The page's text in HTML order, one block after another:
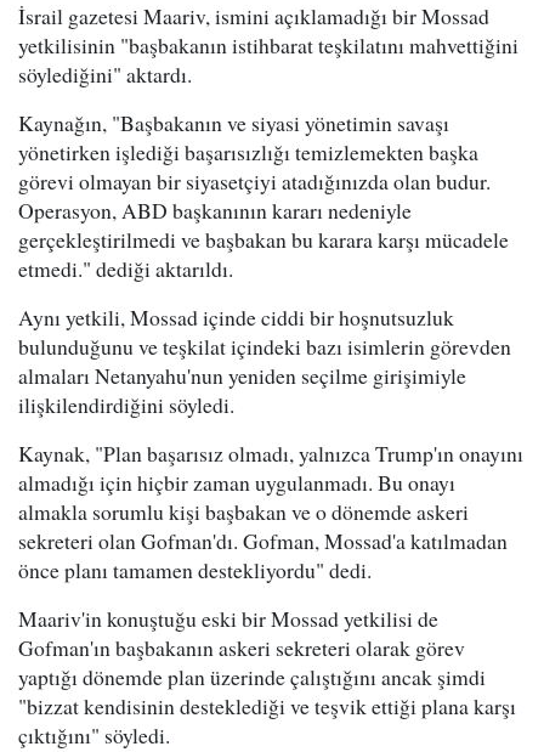
İsrail gazetesi Maariv, ismini açıklamadığı bir Mossad
yetkilisinin "başbakanın istihbarat teşkilatını mahvettiğini
söylediğini" aktardı.
Kaynağın, "Başbakanın ve siyasi yönetimin savaşı
yönetirken işlediği başarısızlığı temizlemekten başka
görevi olmayan bir siyasetçiyi atadığınızda olan budur.
Operasyon, ABD başkanının kararı nedeniyle
gerçekleştirilmedi ve başbakan bu karara karşı mücadele
etmedi." dediği aktarıldı.
Aynı yetkili, Mossad içinde ciddi bir hoşnutsuzluk
bulunduğunu ve teşkilat içindeki bazı isimlerin görevden
almaları Netanyahu'nun yeniden seçilme girişimiyle
ilişkilendirdiğini söyledi.
Kaynak, "Plan başarısız olmadı, yalnızca Trump'ın onayını
almadığı için hiçbir zaman uygulanmadı. Bu onayı
almakla sorumlu kişi başbakan ve o dönemde askeri
sekreteri olan Gofman'dı. Gofman, Mossad'a katılmadan
önce planı tamamen destekliyordu" dedi.
Maariv'in konuştuğu eski bir Mossad yetkilisi de
Gofman'ın başbakanın askeri sekreteri olarak görev
yaptığı dönemde plan üzerinde çalıştığını ancak şimdi
"bizzat kendisinin desteklediği ve teşvik ettiği plana karşı
çıktığını" söyledi.